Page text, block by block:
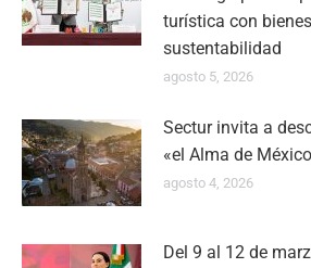
turística con
sustentabilidad
agosto 5, 2026
Sectur invita a
«el Alma de
agosto 4, 2026
Del 9 al 12 de